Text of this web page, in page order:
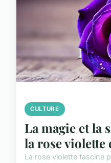
CULTURE
La magie et la
la rose violette
La rose violette fascine